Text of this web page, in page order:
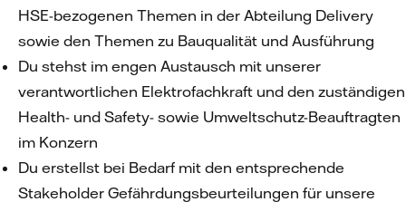
HSE-bezogenen Themen in der Abteilung Delivery
sowie den Themen zu Bauqualität und Ausführung
Du stehst im engen Austausch mit unserer
verantwortlichen Elektrofachkraft und den zuständigen
Health- und Safety- sowie Umweltschutz-Beauftragten
im Konzern
Du erstellst bei Bedarf mit den entsprechende
Stakeholder Gefährdungsbeurteilungen für unsere